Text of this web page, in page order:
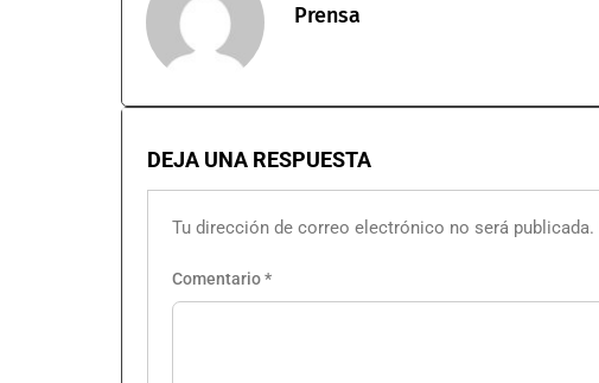
Prensa
DEJA UNA RESPUESTA
Tu dirección de correo electrónico no será publicada.
Comentario*